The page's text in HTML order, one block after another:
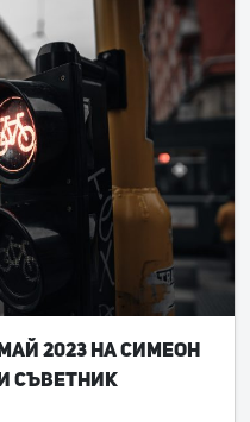
2023 на Симеон
съветник